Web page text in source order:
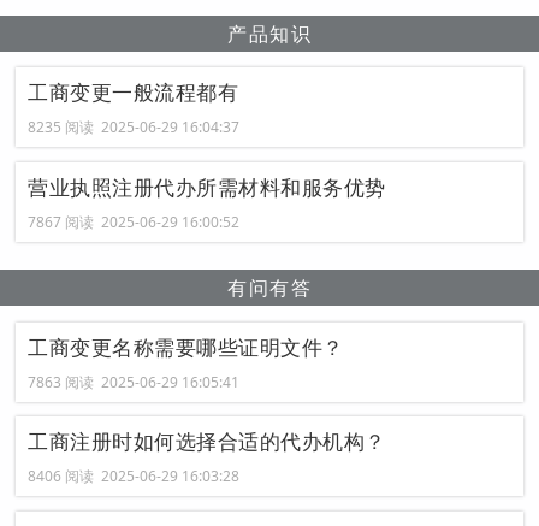
产品知识
工商变更一般流程都有
8235 阅读 2025-06-29 16:04:37
营业执照注册代办所需材料和服务优势
7867 阅读 2025-06-29 16:00:52
有问有答
工商变更名称需要哪些证明文件？
7863 阅读 2025-06-29 16:05:41
工商注册时如何选择合适的代办机构？
8406 阅读 2025-06-29 16:03:28